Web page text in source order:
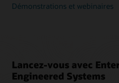
Démonstrations et webinaires
Lancez-vous avec
Engineered Systems